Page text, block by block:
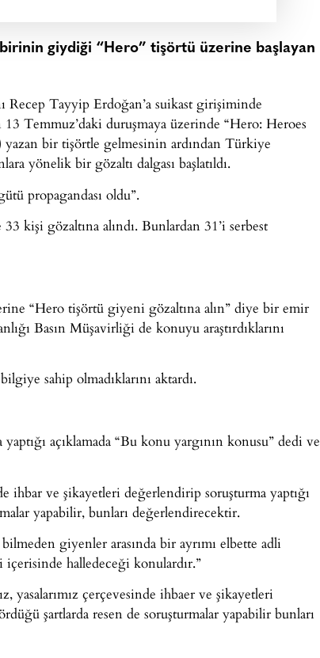
giydiği “Hero” tişörtü üzerine başlayan
Recep Tayyip Erdoğan’a suikast girişiminde
Temmuz’daki duruşmaya üzerinde “Hero: Heroes
bir tişörtle gelmesinin ardından Türkiye
yönelik bir gözaltı dalgası başlatıldı.
propagandası oldu”.
kişi gözaltına alındı. Bunlardan 31’i serbest
“Hero tişörtü giyeni gözaltına alın” diye bir emir
Basın Müşavirliği de konuyu araştırdıklarını
sahip olmadıklarını aktardı.
açıklamada “Bu konu yargının konusu” dedi ve
ihbar ve şikayetleri değerlendirip soruşturma yaptığı
yapabilir, bunları değerlendirecektir.
giyenler arasında bir ayrımı elbette adli
halledeceği konulardır.”
yasalarımız çerçevesinde ihbaer ve şikayetleri
şartlarda resen de soruşturmalar yapabilir bunları